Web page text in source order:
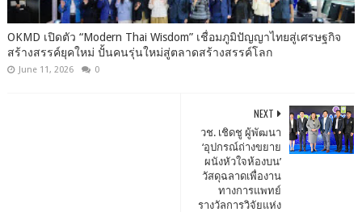
OKMD เปิดตัว “Modern Thai Wisdom” เชื่อมภูมิปัญญาไทยสู่เศรษฐกิจ
สร้างสรรค์ยุคใหม่ ปั้นคนรุ่นใหม่สู่ตลาดสร้างสรรค์โลก
June 11, 2026 0
NEXT
วช. เชิดชู ผู้พัฒนา
‘อุปกรณ์ถ่างขยาย
ผนังหัวใจห้องบน’
วัสดุฉลาดเพื่องาน
ทางการแพทย์
รางวัลการวิจัยแห่ง